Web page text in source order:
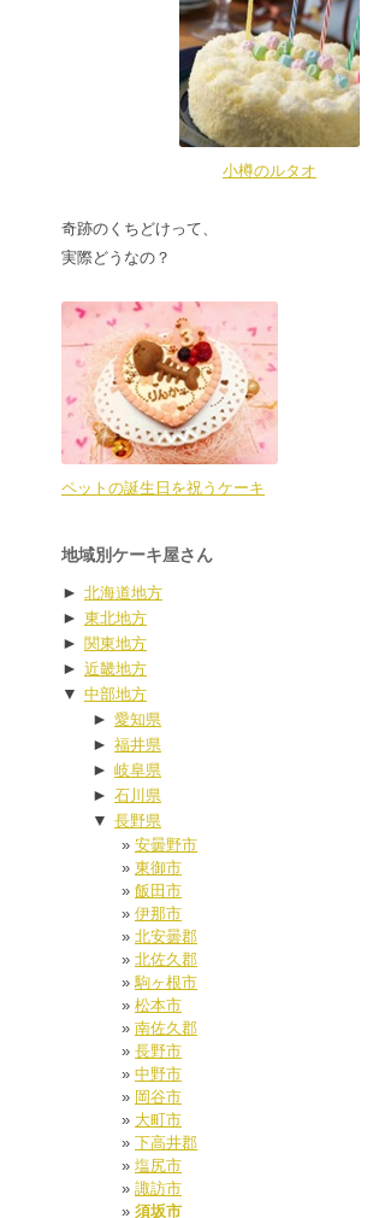
小樽のルタオ
奇跡のくちどけって、
実際どうなの？
ペットの誕生日を祝うケーキ
地域別ケーキ屋さん
► 北海道地方
► 東北地方
► 関東地方
► 近畿地方
▼ 中部地方
► 愛知県
► 福井県
► 岐阜県
► 石川県
▼ 長野県
安曇野市
東御市
飯田市
伊那市
北安曇郡
北佐久郡
駒ヶ根市
松本市
南佐久郡
長野市
中野市
岡谷市
大町市
下高井郡
塩尻市
諏訪市
須坂市